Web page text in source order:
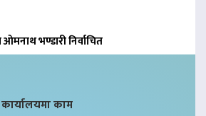
भण्डारी निर्वाचित
काम